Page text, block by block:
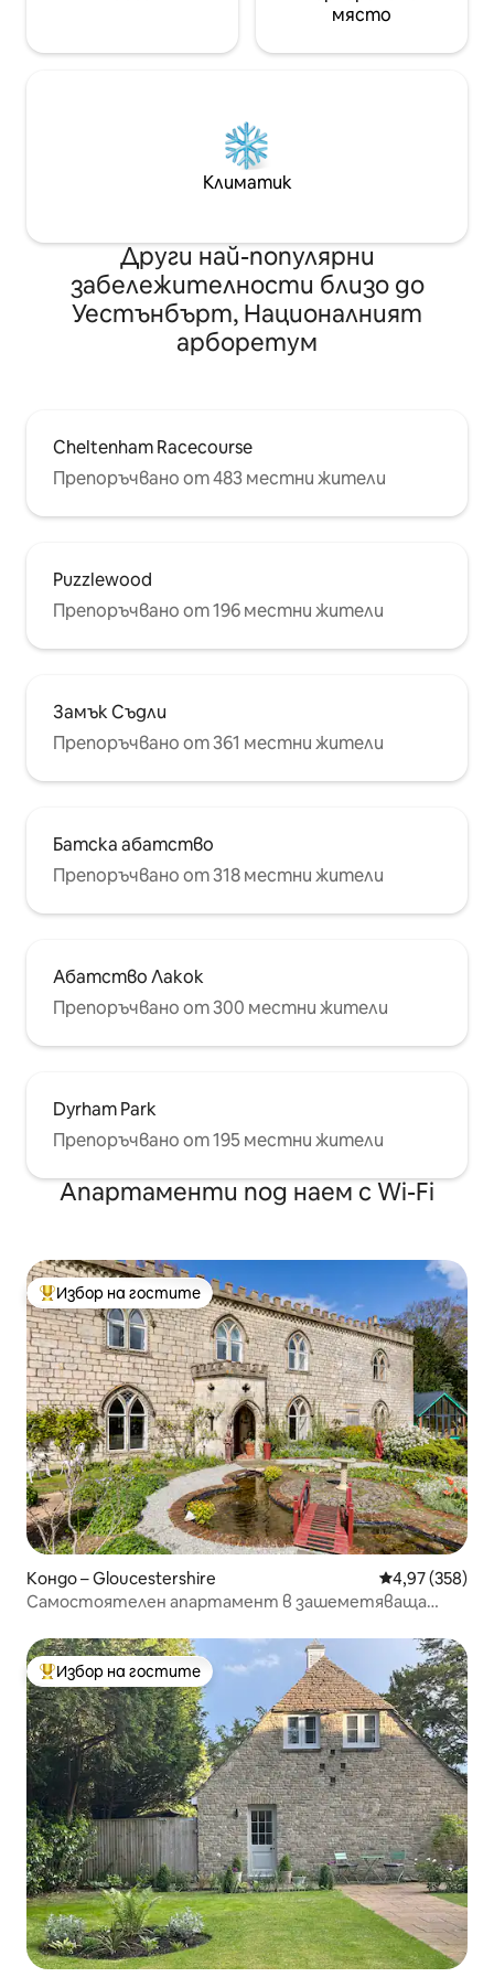
място
Климатик
Други най-популярни
забележителности близо до
Уестънбърт, Националният
арборетум
Cheltenham Racecourse
Препоръчвано от 483 местни жители
Puzzlewood
Препоръчвано от 196 местни жители
Замък Съдли
Препоръчвано от 361 местни жители
Батска абатство
Препоръчвано от 318 местни жители
Абатство Лакок
Препоръчвано от 300 местни жители
Dyrham Park
Препоръчвано от 195 местни жители
Апартаменти под наем с Wi-Fi
Най-популярен избор на гостите
Избор на гостите
Кондо – Gloucestershire Средна
4,97 (358)
Самостоятелен апартамент в зашеметяваща
Най-популярен избор на гостите
Избор на гостите